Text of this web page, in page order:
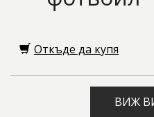
Откъде да купя
ВИЖ